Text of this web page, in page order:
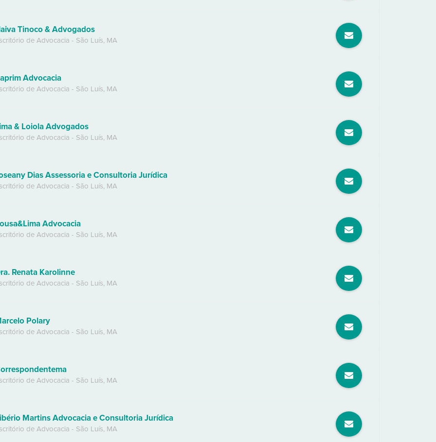
Tinoco & Advogados
de Advocacia - São Luís, MA
Advocacia
de Advocacia - São Luís, MA
& Loiola Advogados
de Advocacia - São Luís, MA
Dias Assessoria e Consultoria Jurídica
de Advocacia - São Luís, MA
Advocacia
de Advocacia - São Luís, MA
Renata Karolinne
de Advocacia - São Luís, MA
Polary
de Advocacia - São Luís, MA
de Advocacia - São Luís, MA
Martins Advocacia e Consultoria Jurídica
de Advocacia - São Luís, MA